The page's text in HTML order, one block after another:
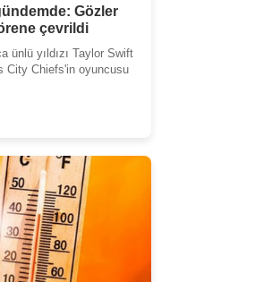
Gözler
çevrildi
ünlü yıldızı Taylor Swift
City Chiefs'in oyuncusu